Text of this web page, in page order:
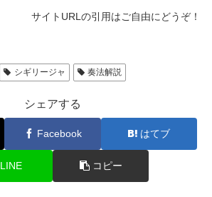
サイトURLの引用はご自由にどうぞ！
シギリージャ 奏法解説
シェアする
Facebook はてブ
LINE コピー